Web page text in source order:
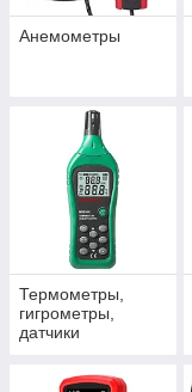
Анемометры
Термометры,
гигрометры,
датчики